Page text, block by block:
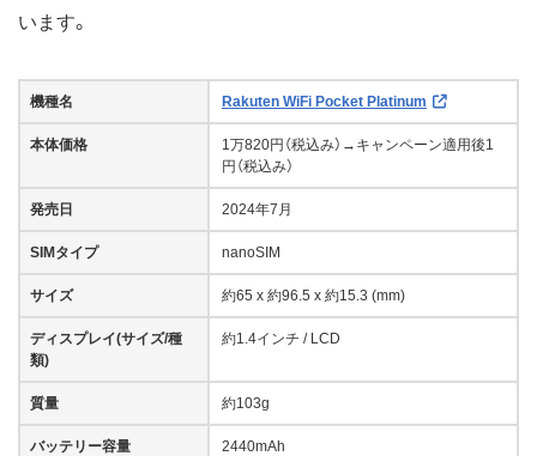
います。
機種名 Rakuten WiFi Pocket Platinum
本体価格
1万820円（税込み）→キャンペーン適用後1
円（税込み）
発売日 2024年7月
SIMタイプ nanoSIM
サイズ 約65 x 約96.5 x 約15.3 (mm)
ディスプレイ(サイズ/種
類)
約1.4インチ / LCD
質量 約103g
バッテリー容量 2440mAh